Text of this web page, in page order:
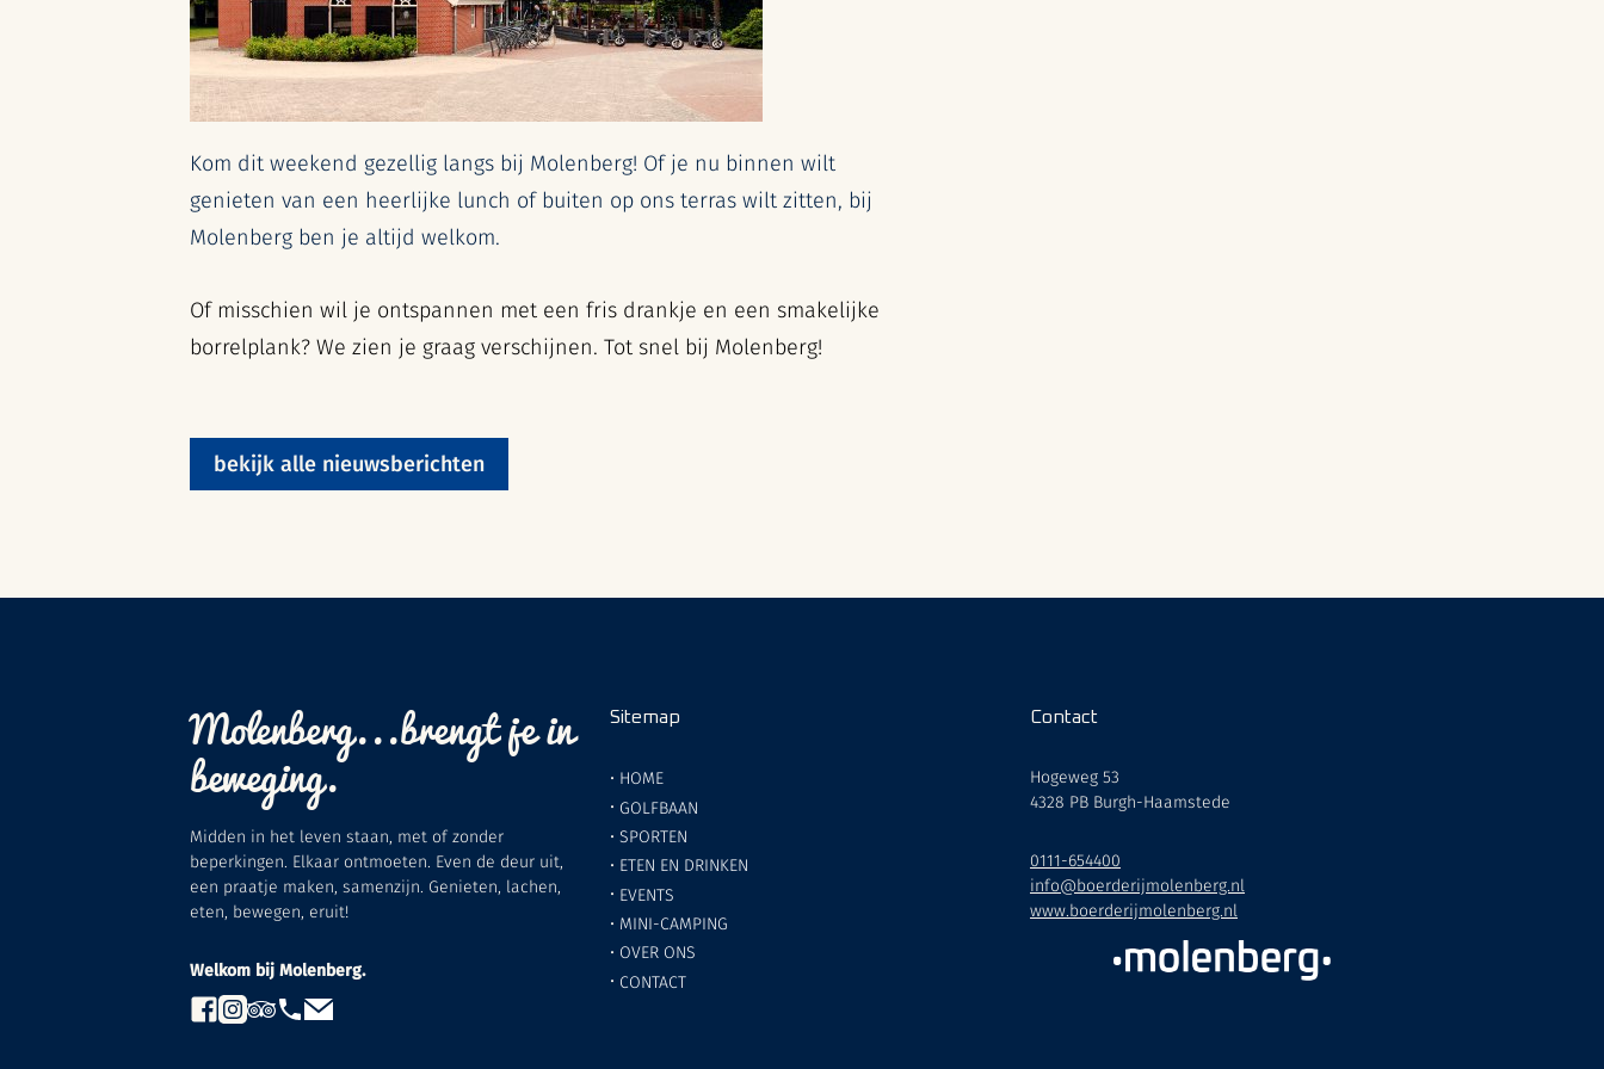
Kom dit weekend gezellig langs bij Molenberg! Of je nu binnen wilt
genieten van een heerlijke lunch of buiten op ons terras wilt zitten, bij
Molenberg ben je altijd welkom.
Of misschien wil je ontspannen met een fris drankje en een smakelijke
borrelplank? We zien je graag verschijnen. Tot snel bij Molenberg!
bekijk alle nieuwsberichten
Molenberg...brengt je in
beweging.
Midden in het leven staan, met of zonder
beperkingen. Elkaar ontmoeten. Even de deur uit,
een praatje maken, samenzijn. Genieten, lachen,
eten, bewegen, eruit!
Welkom bij Molenberg.
Sitemap
• HOME
• GOLFBAAN
• SPORTEN
• ETEN EN DRINKEN
• EVENTS
• MINI-CAMPING
• OVER ONS
• CONTACT
Contact
Hogeweg 53
4328 PB Burgh-Haamstede
0111-654400
info@boerderijmolenberg.nl
www.boerderijmolenberg.nl